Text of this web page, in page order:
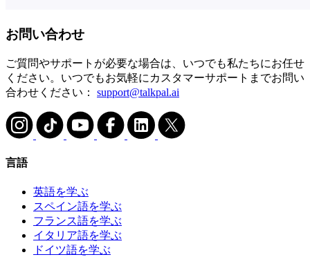
お問い合わせ
ご質問やサポートが必要な場合は、いつでも私たちにお任せ
ください。いつでもお気軽にカスタマーサポートまでお問い
合わせください： support@talkpal.ai
言語
英語を学ぶ
スペイン語を学ぶ
フランス語を学ぶ
イタリア語を学ぶ
ドイツ語を学ぶ